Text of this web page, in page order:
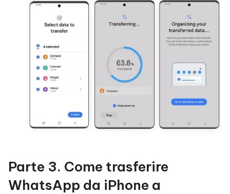
Parte 3. Come trasferire
WhatsApp da iPhone a